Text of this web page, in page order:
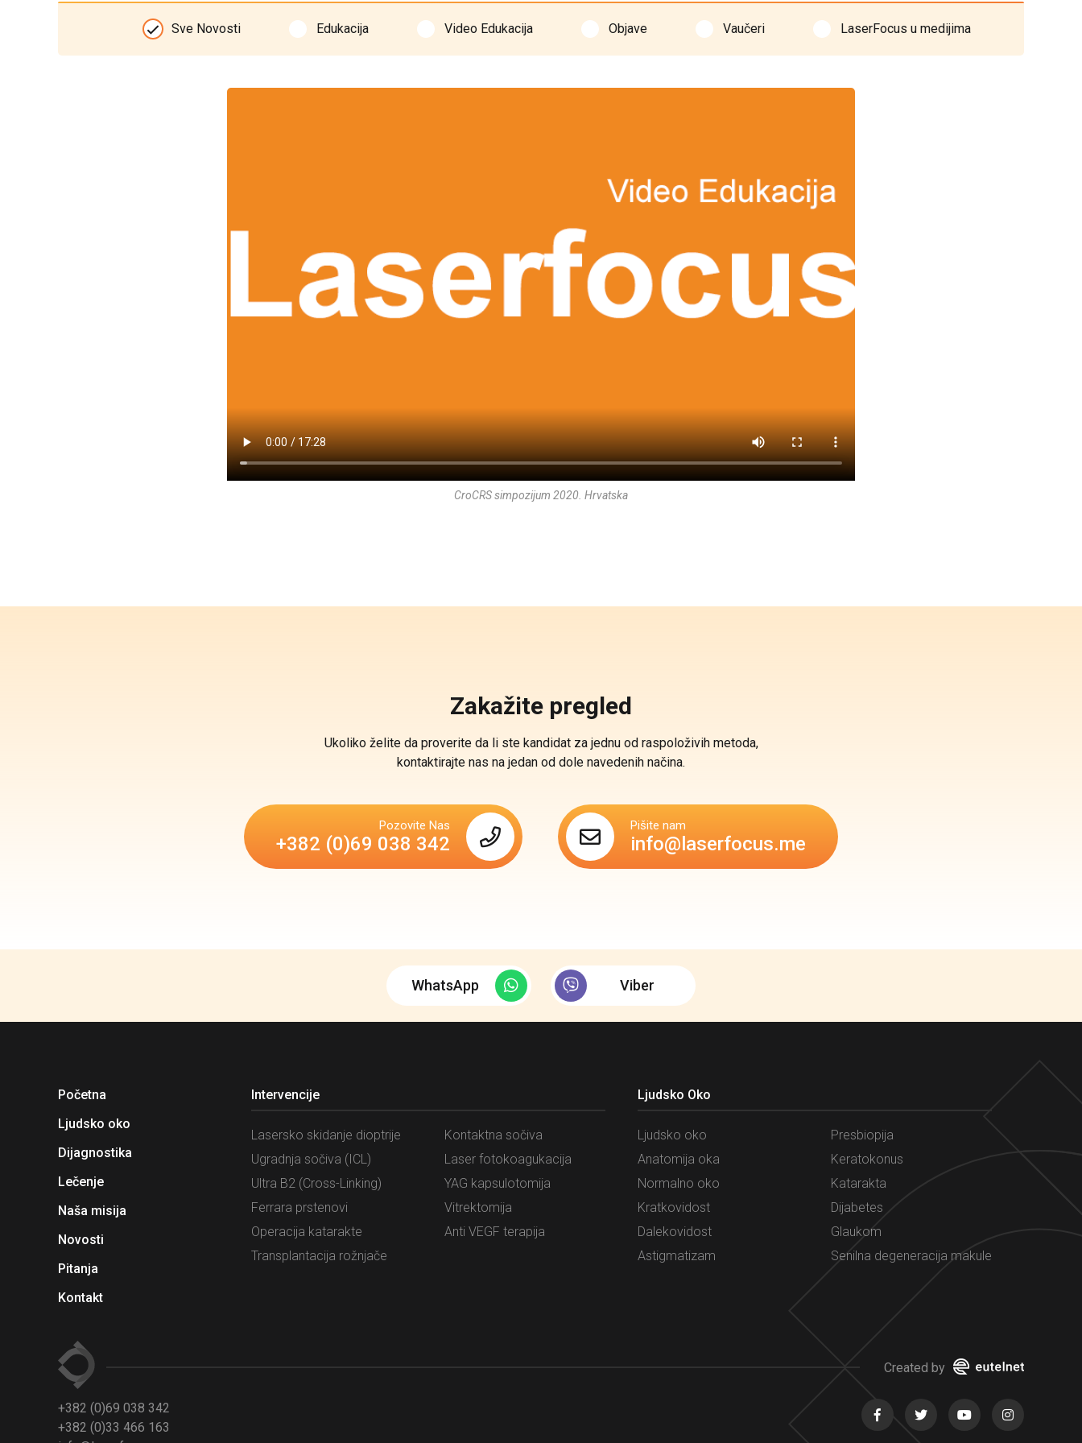
Sve Novosti Edukacija Video Edukacija Objave Vaučeri LaserFocus u medijima
CroCRS simpozijum 2020. Hrvatska
Zakažite pregled
Ukoliko želite da proverite da li ste kandidat za jednu od raspoloživih metoda,
kontaktirajte nas na jedan od dole navedenih načina.
Pozovite Nas
+382 (0)69 038 342
Pišite nam
info@laserfocus.me
WhatsApp Viber
Početna
Ljudsko oko
Dijagnostika
Lečenje
Naša misija
Novosti
Pitanja
Kontakt
Intervencije
Lasersko skidanje dioptrije
Ugradnja sočiva (ICL)
Ultra B2 (Cross-Linking)
Ferrara prstenovi
Operacija katarakte
Transplantacija rožnjače
Kontaktna sočiva
Laser fotokoagukacija
YAG kapsulotomija
Vitrektomija
Anti VEGF terapija
Ljudsko Oko
Ljudsko oko
Anatomija oka
Normalno oko
Kratkovidost
Dalekovidost
Astigmatizam
Presbiopija
Keratokonus
Katarakta
Dijabetes
Glaukom
Senilna degeneracija makule
Created by
+382 (0)69 038 342
+382 (0)33 466 163